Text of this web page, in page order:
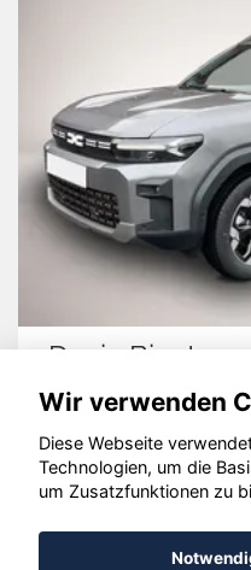
Dacia Bigster
©
Wir verwenden
Diese Webseite
Technologien, um die
um Zusatzfunktionen zu